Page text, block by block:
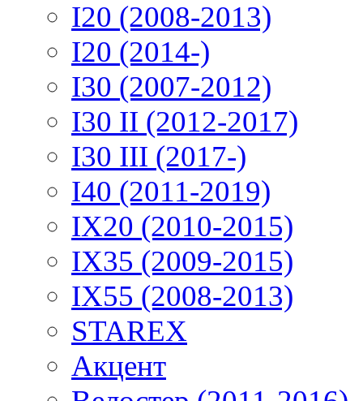
I20 (2008-2013)
I20 (2014-)
I30 (2007-2012)
I30 II (2012-2017)
I30 III (2017-)
I40 (2011-2019)
IX20 (2010-2015)
IX35 (2009-2015)
IX55 (2008-2013)
STAREX
Акцент